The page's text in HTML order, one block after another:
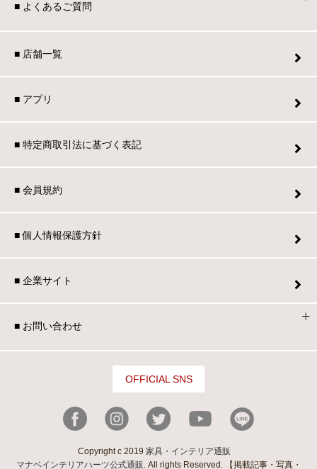
■ よくあるご質問
■ 店舗一覧
■ アプリ
■ 特定商取引法に基づく表記
■ 会員規約
■ 個人情報保護方針
■ 企業サイト
■ お問い合わせ
OFFICIAL SNS
Copyright c 2019 家具・インテリア通販
マナベインテリアハーツ公式通販 . All rights Reserved. 【掲載記事・写真・